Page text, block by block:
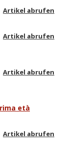
Artikel abrufen
Artikel abrufen
Artikel abrufen
età
Artikel abrufen